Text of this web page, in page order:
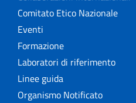
Comitato Etico Nazionale
Eventi
Formazione
Laboratori di riferimento
Linee guida
Organismo Notificato